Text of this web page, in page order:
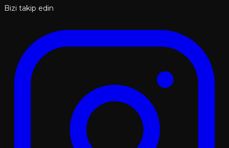
Bizi takip edin